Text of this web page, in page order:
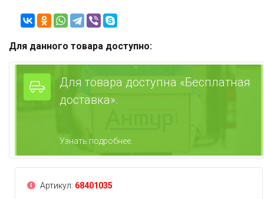
Для данного товара доступно:
Для товара доступна «Бесплатная
доставка».
Узнать подробнее.
Артикул: 68401035